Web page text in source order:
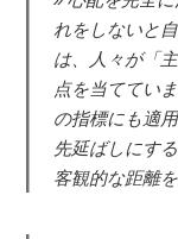
れをしないと
は、人々が「
点を当ててい
の指標にも適
先延ばしにす
客観的な距離